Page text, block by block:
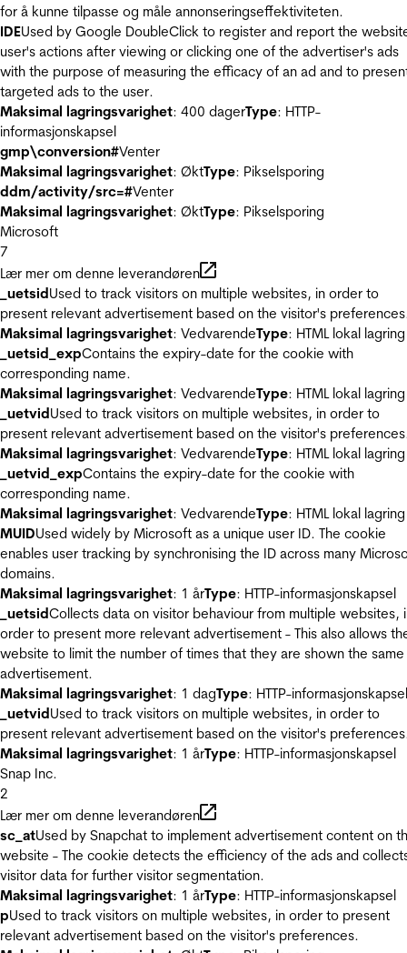
for å kunne tilpasse og måle annonseringseffektiviteten.
IDEUsed by Google DoubleClick to register and report the
user's actions after viewing or clicking one of the advertiser's ads
with the purpose of measuring the efficacy of an ad and to
targeted ads to the user.
Maksimal lagringsvarighet: 400 dagerType: HTTP-
informasjonskapsel
gmp\conversion#Venter
Maksimal lagringsvarighet: ØktType: Pikselsporing
ddm/activity/src=#Venter
Maksimal lagringsvarighet: ØktType: Pikselsporing
Microsoft
7
Lær mer om denne leverandøren
_uetsidUsed to track visitors on multiple websites, in order to
present relevant advertisement based on the visitor's
Maksimal lagringsvarighet: VedvarendeType: HTML lokal lagring
_uetsid_expContains the expiry-date for the cookie with
corresponding name.
Maksimal lagringsvarighet: VedvarendeType: HTML lokal lagring
_uetvidUsed to track visitors on multiple websites, in order to
present relevant advertisement based on the visitor's
Maksimal lagringsvarighet: VedvarendeType: HTML lokal lagring
_uetvid_expContains the expiry-date for the cookie with
corresponding name.
Maksimal lagringsvarighet: VedvarendeType: HTML lokal lagring
MUIDUsed widely by Microsoft as a unique user ID. The cookie
enables user tracking by synchronising the ID across many
domains.
Maksimal lagringsvarighet: 1 årType: HTTP-informasjonskapsel
_uetsidCollects data on visitor behaviour from multiple websites,
order to present more relevant advertisement - This also allows
website to limit the number of times that they are shown the same
advertisement.
Maksimal lagringsvarighet: 1 dagType: HTTP-informasjonskapsel
_uetvidUsed to track visitors on multiple websites, in order to
present relevant advertisement based on the visitor's
Maksimal lagringsvarighet: 1 årType: HTTP-informasjonskapsel
Snap Inc.
2
Lær mer om denne leverandøren
sc_atUsed by Snapchat to implement advertisement content on
website - The cookie detects the efficiency of the ads and
visitor data for further visitor segmentation.
Maksimal lagringsvarighet: 1 årType: HTTP-informasjonskapsel
pUsed to track visitors on multiple websites, in order to present
relevant advertisement based on the visitor's preferences.